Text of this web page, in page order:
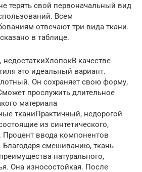
терять свой первоначальный вид
Всем
отвечают три вида ткани.
в таблице.
качестве
это идеальный вариант.
Он сохраняет свою форму,
прослужить длительное
материала
тканиПрактичный, недорогой
из синтетического,
Процент ввода компонентов
смешиванию, ткань
натурального,
Она износостойкая. После